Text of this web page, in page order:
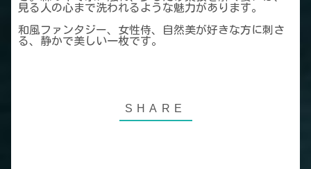
見る人の心まで洗われるような魅力があります。
和風ファンタジー、女性侍、自然美が好きな方に刺さ
る、静かで美しい一枚です。